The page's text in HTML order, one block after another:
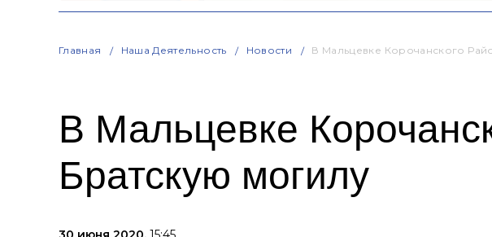
Главная Наша Деятельность Новости В Мальцевке Корочанского
В Мальцевке
Братскую могилу